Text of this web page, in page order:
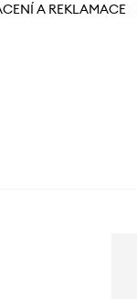
A REKLAMACE